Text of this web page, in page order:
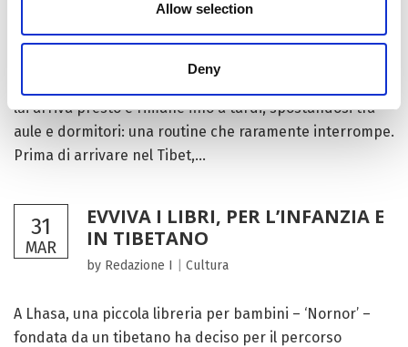
Allow selection
Deny
by Redazione I|Sviluppo
Il preside cammina nella Scuola Media Sperimentale di
lui arriva presto e rimane fino a tardi, spostandosi tra
aule e dormitori: una routine che raramente interrompe.
Prima di arrivare nel Tibet,...
31
MAR
EVVIVA I LIBRI, PER L’INFANZIA E
IN TIBETANO
by Redazione I Cultura
A Lhasa, una piccola libreria per bambini – ‘Nornor’ –
fondata da un tibetano ha deciso per il percorso